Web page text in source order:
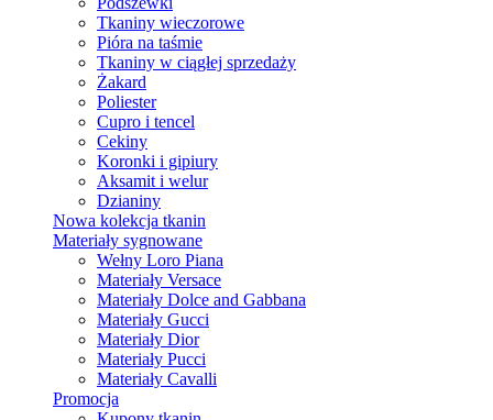
Tkaniny wieczorowe
Pióra na taśmie
Tkaniny w ciągłej sprzedaży
Żakard
Poliester
Cupro i tencel
Cekiny
Koronki i gipiury
Aksamit i welur
Dzianiny
Nowa kolekcja tkanin
Materiały sygnowane
Wełny Loro Piana
Materiały Versace
Materiały Dolce and Gabbana
Materiały Gucci
Materiały Dior
Materiały Pucci
Materiały Cavalli
Promocja